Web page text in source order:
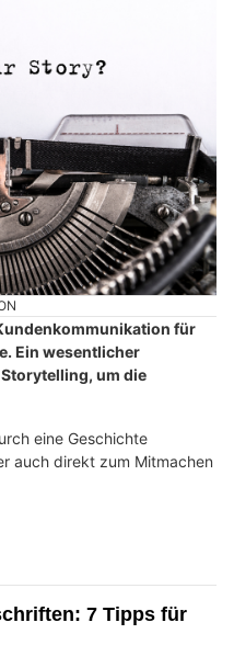
für
Ein wesentlicher
um die
eine Geschichte
auch direkt zum Mitmachen
7 Tipps für